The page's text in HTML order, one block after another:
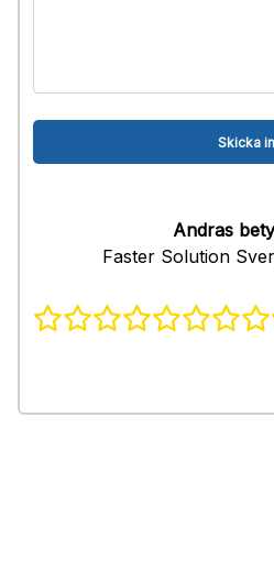
Andras
Faster Solution